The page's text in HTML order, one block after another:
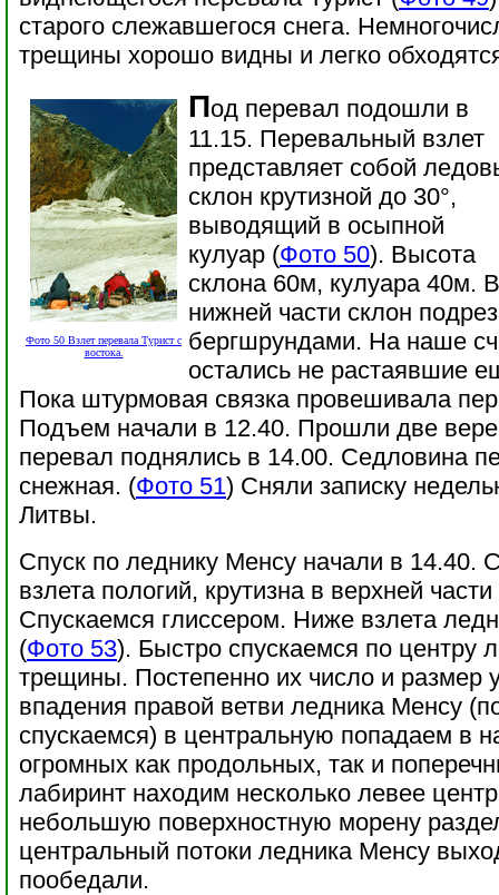
старого слежавшегося снега.
трещины хорошо видны и легко
Фото 50 Взлет перевала Турист с
востока.
Под перевал подошли в
11.15. Перевальный взлет
представляет собой
склон крутизной до 30°,
выводящий в осыпной
кулуар (Фото 50). Высота
склона 60м, кулуара 40м. В
нижней части склон
бергшрундами. На наше
остались не растаявшие
Пока штурмовая связка провешивала
Подъем начали в 12.40. Прошли две
перевал поднялись в 14.00. Седловина
снежная. (Фото 51) Сняли записку
Литвы.
Спуск по леднику Менсу начали в 14.40.
взлета пологий, крутизна в верхней
Спускаемся глиссером. Ниже взлета
(Фото 53). Быстро спускаемся по центру
трещины. Постепенно их число и размер
впадения правой ветви ледника Менсу
спускаемся) в центральную попадаем в
огромных как продольных, так и
лабиринт находим несколько левее
небольшую поверхностную морену
центральный потоки ледника Менсу
пообедали.